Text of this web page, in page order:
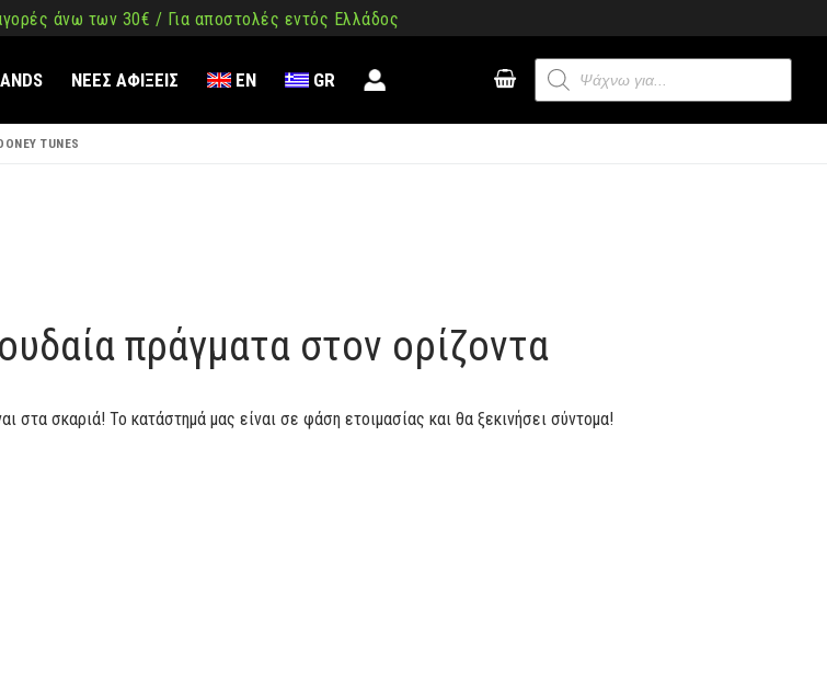
άνω των 30€ / Για αποστολές εντός Ελλάδος
ΝΕΕΣ ΑΦΙΞΕΙΣ EN GR
Products
search
TUNES
πράγματα στον ορίζοντα
στα σκαριά! Το κατάστημά μας είναι σε φάση ετοιμασίας και θα ξεκινήσει σύντομα!